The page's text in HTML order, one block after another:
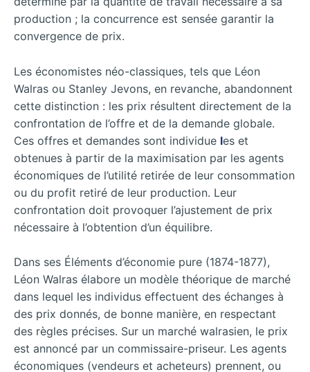
production ; la concurrence est sensée garantir la
convergence de prix.
Les économistes néo-classiques, tels que Léon
Walras ou Stanley Jevons, en revanche, abandonnent
cette distinction : les prix résultent directement de la
confrontation de l’offre et de la demande globale.
Ces offres et demandes sont individue les et
obtenues à partir de la maximisation par les agents
économiques de l’utilité retirée de leur consommation
ou du profit retiré de leur production. Leur
confrontation doit provoquer l’ajustement de prix
nécessaire à l’obtention d’un équilibre.
Dans ses Éléments d’économie pure (1874-1877),
Léon Walras élabore un modèle théorique de marché
dans lequel les individus effectuent des échanges à
des prix donnés, de bonne manière, en respectant
des règles précises. Sur un marché walrasien, le prix
est annoncé par un commissaire-priseur. Les agents
économiques (vendeurs et acheteurs) prennent, ou